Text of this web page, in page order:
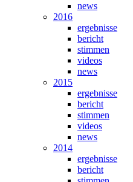
news
2016
ergebnisse
bericht
stimmen
videos
news
2015
ergebnisse
bericht
stimmen
videos
news
2014
ergebnisse
bericht